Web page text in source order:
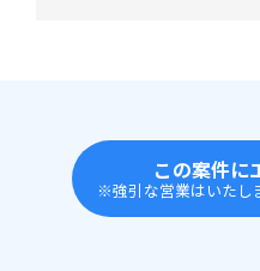
この案件に
※強引な営業はいたし